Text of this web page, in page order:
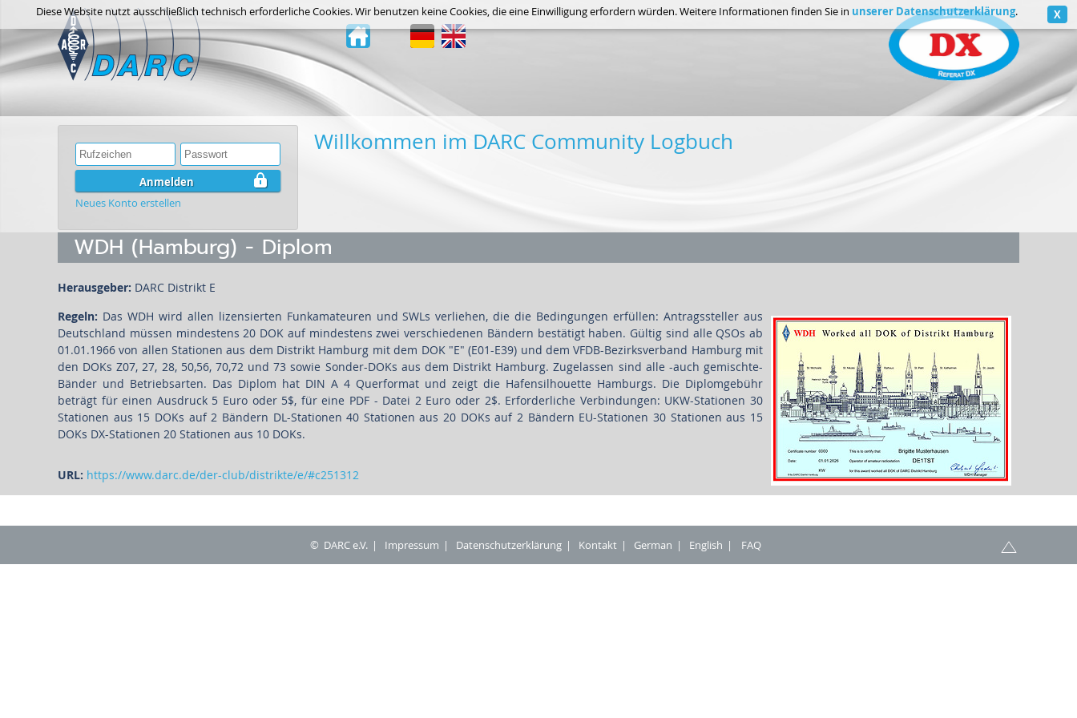
Willkommen im DARC Community Logbuch
Anmelden
Neues Konto erstellen
WDH (Hamburg) - Diplom
Herausgeber: DARC Distrikt E
Regeln: Das WDH wird allen lizensierten Funkamateuren und SWLs verliehen, die die Bedingungen erfüllen: Antragssteller aus
Deutschland müssen mindestens 20 DOK auf mindestens zwei verschiedenen Bändern bestätigt haben. Gültig sind alle QSOs ab
01.01.1966 von allen Stationen aus dem Distrikt Hamburg mit dem DOK "E" (E01-E39) und dem VFDB-Bezirksverband Hamburg mit
den DOKs Z07, 27, 28, 50,56, 70,72 und 73 sowie Sonder-DOKs aus dem Distrikt Hamburg. Zugelassen sind alle -auch gemischte-
Bänder und Betriebsarten. Das Diplom hat DIN A 4 Querformat und zeigt die Hafensilhouette Hamburgs. Die Diplomgebühr
beträgt für einen Ausdruck 5 Euro oder 5$, für eine PDF - Datei 2 Euro oder 2$. Erforderliche Verbindungen: UKW-Stationen 30
Stationen aus 15 DOKs auf 2 Bändern DL-Stationen 40 Stationen aus 20 DOKs auf 2 Bändern EU-Stationen 30 Stationen aus 15
DOKs DX-Stationen 20 Stationen aus 10 DOKs.
URL: https://www.darc.de/der-club/distrikte/e/#c251312
Diese Website nutzt ausschließlich technisch erforderliche Cookies. Wir benutzen keine Cookies, die eine Einwilligung erfordern würden. Weitere Informationen finden Sie in unserer Datenschutzerklärung. X
© DARC e.V. Impressum Datenschutzerklärung Kontakt German English FAQ